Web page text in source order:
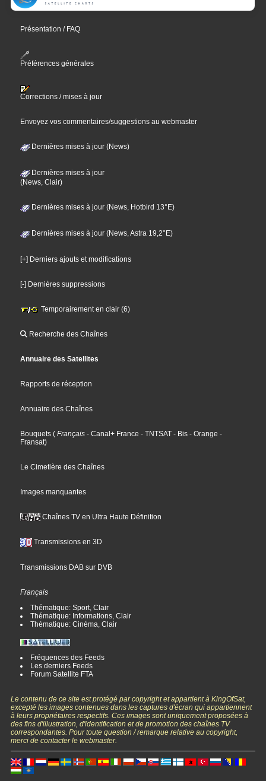
Présentation / FAQ
Préférences générales
Corrections / mises à jour
Envoyez vos commentaires/suggestions au webmaster
Dernières mises à jour (News)
Dernières mises à jour
(News, Clair)
Dernières mises à jour (News, Hotbird 13°E)
Dernières mises à jour (News, Astra 19,2°E)
[+] Derniers ajouts et modifications
[-] Dernières suppressions
Temporairement en clair (6)
Recherche des Chaînes
Annuaire des Satellites
Rapports de réception
Annuaire des Chaînes
Bouquets ( Français - Canal+ France - TNTSAT - Bis - Orange -
Fransat)
Le Cimetière des Chaînes
Images manquantes
Chaînes TV en Ultra Haute Définition
Transmissions en 3D
Transmissions DAB sur DVB
Français
Thématique: Sport, Clair
Thématique: Informations, Clair
Thématique: Cinéma, Clair
Fréquences des Feeds
Les derniers Feeds
Forum Satellite FTA
Le contenu de ce site est protégé par copyright et appartient à KingOfSat,
excepté les images contenues dans les captures d'écran qui appartiennent
à leurs propriétaires respectifs. Ces images sont uniquement proposées à
des fins d'illustration, d'identification et de promotion des chaînes TV
correspondantes. Pour toute question / remarque relative au copyright,
merci de contacter le webmaster.